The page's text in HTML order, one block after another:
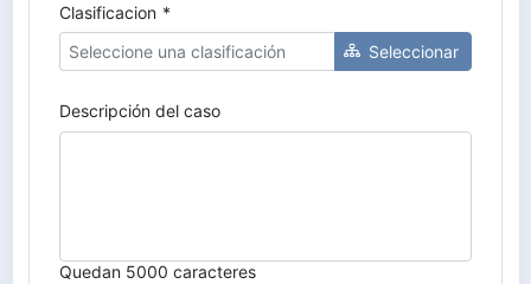
Clasificacion *
Seleccionar
Descripción del caso
Quedan 5000 caracteres